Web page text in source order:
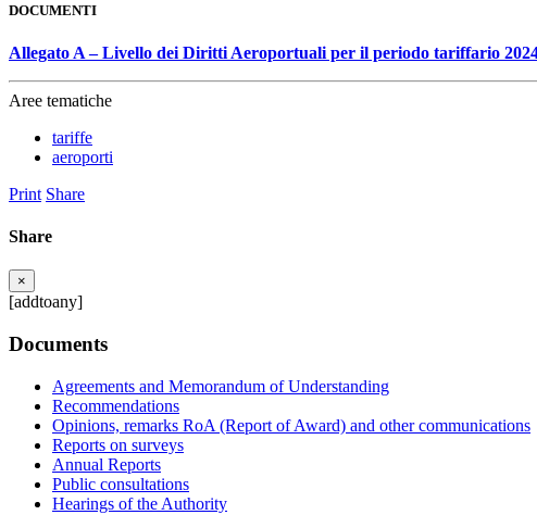
DOCUMENTI
Allegato A – Livello dei Diritti Aeroportuali per il periodo tariffario
Aree tematiche
tariffe
aeroporti
Print Share
Share
×
[addtoany]
Documents
Agreements and Memorandum of Understanding
Recommendations
Opinions, remarks RoA (Report of Award) and other communications
Reports on surveys
Annual Reports
Public consultations
Hearings of the Authority